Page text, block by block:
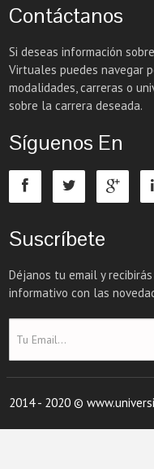
Contáctanos
Si deseas información
Virtuales puedes navegar
modalidades, carreras o
sobre la carrera deseada.
Síguenos En
Suscríbete
Déjanos tu email y
informativo con las
2014 - 2020 ©